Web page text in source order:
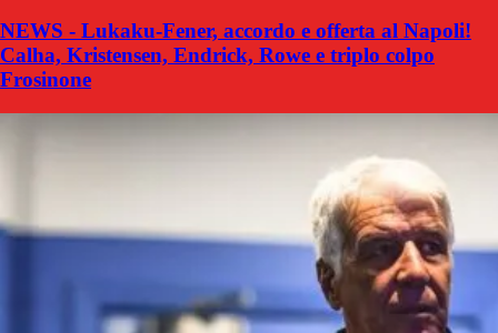
NEWS - Lukaku-Fener, accordo e offerta al Napoli!
Calha, Kristensen, Endrick, Rowe e triplo colpo
Frosinone